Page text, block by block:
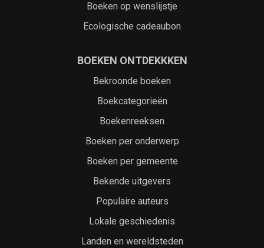
Boeken op wenslijstje
Ecologische cadeaubon
BOEKEN ONTDEKKKEN
Bekroonde boeken
Boekcategorieën
Boekenreeksen
Boeken per onderwerp
Boeken per gemeente
Bekende uitgevers
Populaire auteurs
Lokale geschiedenis
Landen en wereldsteden